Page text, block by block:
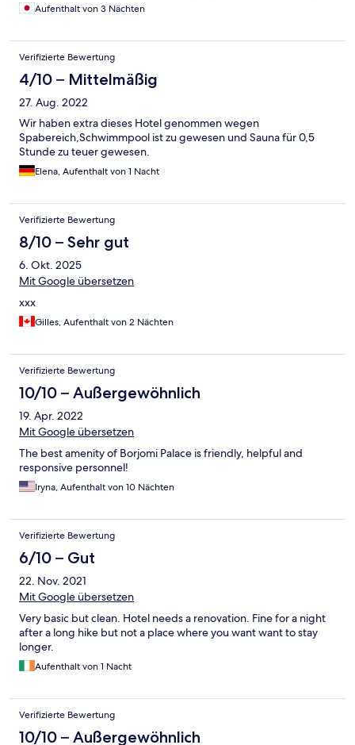
なシングル室で、夏に向けた外装工事中のため窓外は足場が組
まれていたのは残念だった。 朝食は大ホテルらしいビュッフ
しては観光中心部からやや外れた住宅街を通った先の高台で、
部屋によっては景色が良いと思う。
Aufenthalt von 3 Nächten
Verifizierte Bewertung
4/10 – Mittelmäßig
27. Aug. 2022
Wir haben extra dieses Hotel genommen wegen
Spabereich,Schwimmpool ist zu gewesen und Sauna für 0,5
Stunde zu teuer gewesen.
Elena, Aufenthalt von 1 Nacht
Verifizierte Bewertung
8/10 – Sehr gut
6. Okt. 2025
Mit Google übersetzen
xxx
Gilles, Aufenthalt von 2 Nächten
Verifizierte Bewertung
10/10 – Außergewöhnlich
19. Apr. 2022
Mit Google übersetzen
The best amenity of Borjomi Palace is friendly, helpful and
responsive personnel!
Iryna, Aufenthalt von 10 Nächten
Verifizierte Bewertung
6/10 – Gut
22. Nov. 2021
Mit Google übersetzen
Very basic but clean. Hotel needs a renovation. Fine for a night
after a long hike but not a place where you want want to stay
longer.
Aufenthalt von 1 Nacht
Verifizierte Bewertung
10/10 – Außergewöhnlich